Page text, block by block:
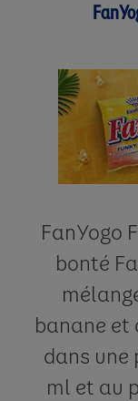
FanYogo
bonté
banane et
dans une
ml et au